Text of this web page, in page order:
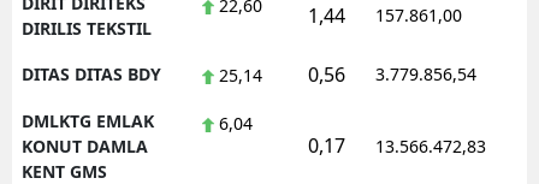
DIRILIS TEKSTIL
22,60 1,44 157.861,00
DITAS DITAS BDY 25,14 0,56 3.779.856,54
DMLKTG EMLAK
KONUT DAMLA
KENT GMS
6,04
0,17 13.566.472,83